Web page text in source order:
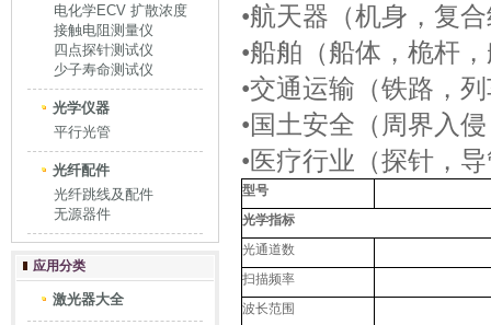
电化学ECV 扩散浓度
接触电阻测量仪
四点探针测试仪
少子寿命测试仪
光学仪器
平行光管
光纤配件
光纤跳线及配件
无源器件
应用分类
激光器大全
•航天器（机身，复
•船舶（船体，桅杆
•交通运输（铁路，
•国土安全（周界入
•医疗行业（探针，
型号
光学指标
光通道数
扫描频率
波长范围